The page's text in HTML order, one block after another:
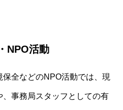
NPO活動
全などのNPO活動では、現
事務局スタッフとしての有